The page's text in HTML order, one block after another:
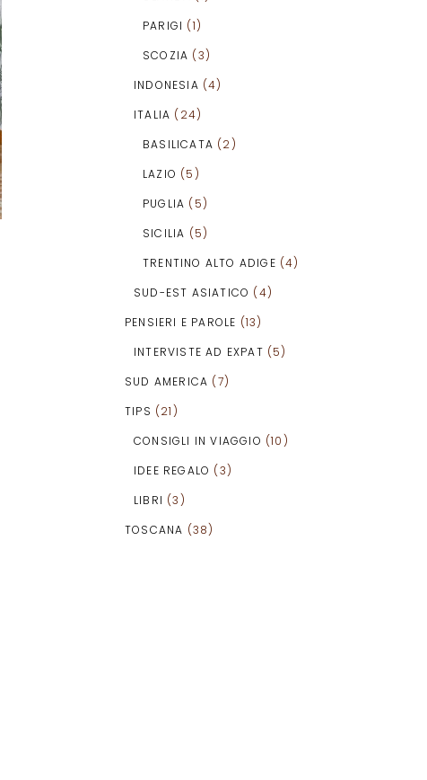
PARIGI (1)
SCOZIA (3)
INDONESIA (4)
ITALIA (24)
BASILICATA (2)
LAZIO (5)
PUGLIA (5)
SICILIA (5)
TRENTINO ALTO ADIGE (4)
SUD-EST ASIATICO (4)
PENSIERI E PAROLE (13)
INTERVISTE AD EXPAT (5)
SUD AMERICA (7)
TIPS (21)
CONSIGLI IN VIAGGIO (10)
IDEE REGALO (3)
LIBRI (3)
TOSCANA (38)